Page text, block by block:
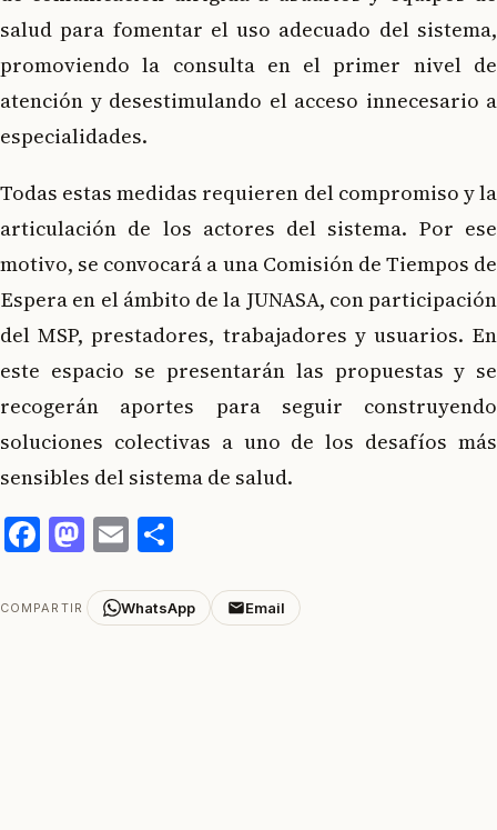
salud para fomentar el uso adecuado del sistema,
promoviendo la consulta en el primer nivel de
atención y desestimulando el acceso innecesario a
especialidades.
Todas estas medidas requieren del compromiso y la
articulación de los actores del sistema. Por ese
motivo, se convocará a una Comisión de Tiempos de
Espera en el ámbito de la JUNASA, con participación
del MSP, prestadores, trabajadores y usuarios. En
este espacio se presentarán las propuestas y se
recogerán aportes para seguir construyendo
soluciones colectivas a uno de los desafíos más
sensibles del sistema de salud.
Facebook
Mastodon
Email
COMPARTIR WhatsApp Email